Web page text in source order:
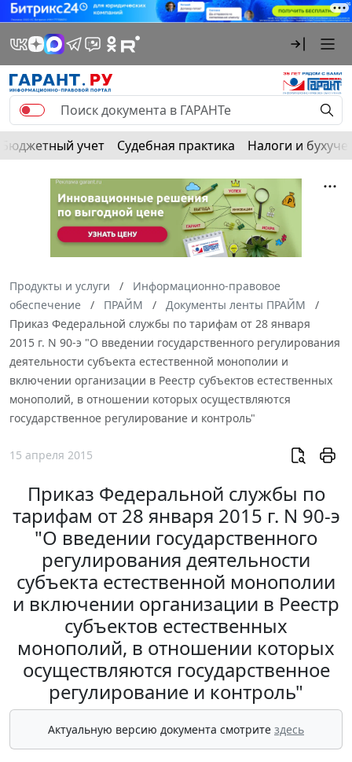
Бюджетный учет Судебная практика Налоги и
Продукты и услуги
Информационно-правовое
обеспечение
ПРАЙМ
Документы ленты ПРАЙМ
Приказ Федеральной службы по тарифам от 28 января
2015 г. N 90-э "О введении государственного регулирования
деятельности субъекта естественной монополии и
включении организации в Реестр субъектов естественных
монополий, в отношении которых осуществляются
государственное регулирование и контроль"
15 апреля 2015
Приказ Федеральной службы по
тарифам от 28 января 2015 г. N 90-э
"О введении государственного
регулирования деятельности
субъекта естественной монополии
и включении организации в Реестр
субъектов естественных
монополий, в отношении которых
осуществляются государственное
регулирование и контроль"
Актуальную версию документа смотрите здесь